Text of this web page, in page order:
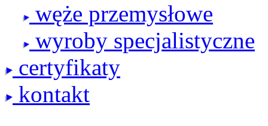
węże przemysłowe
wyroby specjalistyczne
certyfikaty
kontakt